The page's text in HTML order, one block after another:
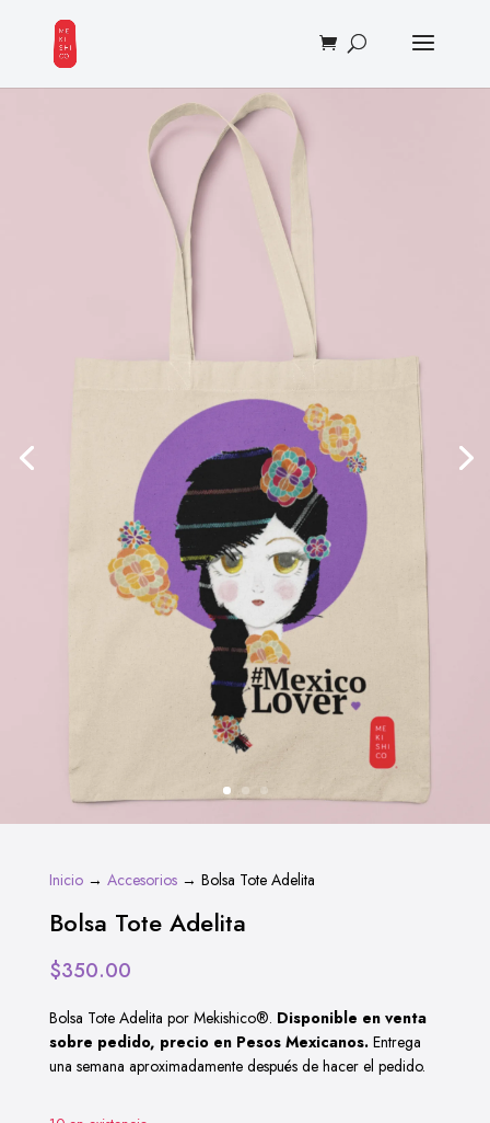
Inicio→ Accesorios→ Bolsa Tote Adelita
Bolsa Tote Adelita
$350.00
Bolsa Tote Adelita por Mekishico®. Disponible en venta
sobre pedido, precio en Pesos Mexicanos. Entrega
una semana aproximadamente después de hacer el pedido.